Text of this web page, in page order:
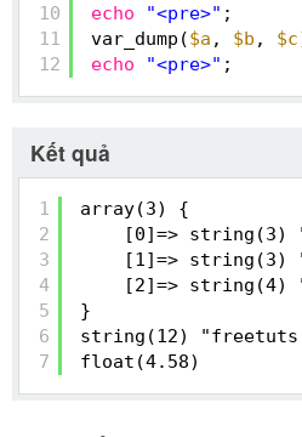
10
11
12
echo
"<pre>" ;
var_dump($a , $b , $c
echo
"<pre>" ;
Kết quả
1
2
3
4
5
6
7
array(3) {
[0]=> string(3)
[1]=> string(3)
[2]=> string(4)
}
string(12)
float(4.58)